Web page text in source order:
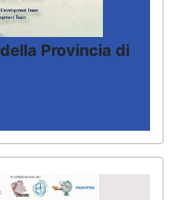
Provincia di